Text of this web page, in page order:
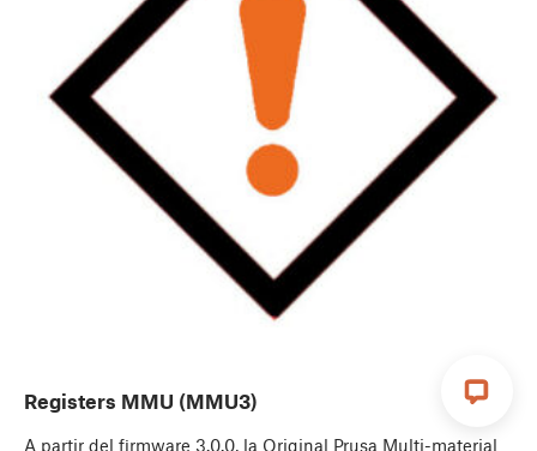
Registers MMU (MMU3)
A partir del firmware 3.0.0, la Original Prusa Multi-material